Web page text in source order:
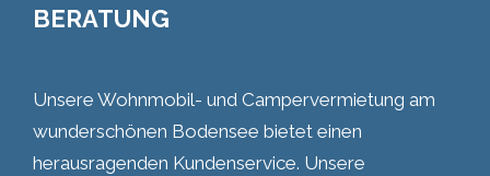
BERATUNG
Unsere Wohnmobil- und Campervermietung am
wunderschönen Bodensee bietet einen
herausragenden Kundenservice. Unsere